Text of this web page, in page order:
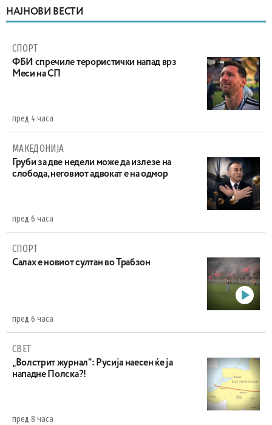
НАЈНОВИ ВЕСТИ
СПОРТ
ФБИ спречиле терористички напад врз
Меси на СП
пред 4 часа
МАКЕДОНИЈА
Груби за две недели може да излезе на
слобода, неговиот адвокат е на одмор
пред 6 часа
СПОРТ
Салах е новиот султан во Трабзон
пред 6 часа
СВЕТ
„Волстрит журнал“: Русија наесен ќе ја
нападне Полска?!
пред 8 часа